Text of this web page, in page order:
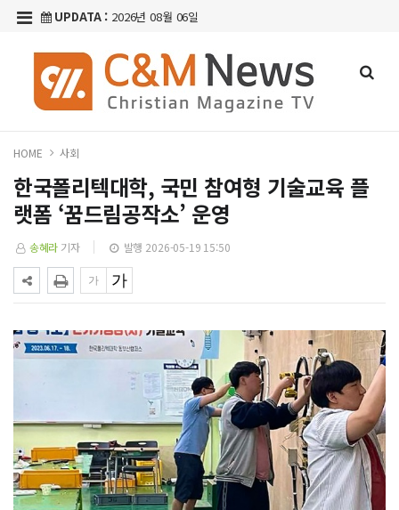
UPDATA : 2026년 08월 06일
HOME 사회
한국폴리텍대학, 국민 참여형 기술교육 플
랫폼 ‘꿈드림공작소’ 운영
송혜라 기자 발행 2026-05-19 15:50